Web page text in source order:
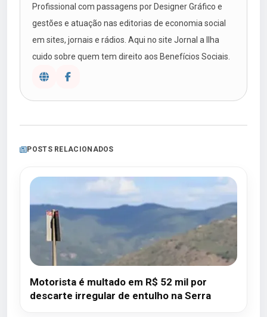
Profissional com passagens por Designer Gráfico e
gestões e atuação nas editorias de economia social
em sites, jornais e rádios. Aqui no site Jornal a Ilha
cuido sobre quem tem direito aos Benefícios Sociais.
POSTS RELACIONADOS
Motorista é multado em R$ 52 mil por
descarte irregular de entulho na Serra